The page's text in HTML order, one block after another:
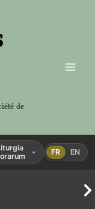
de
FR EN